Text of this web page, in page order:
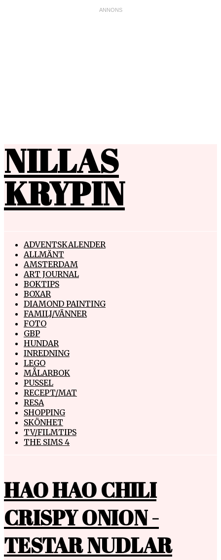
NILLAS
KRYPIN
ADVENTSKALENDER
ALLMÄNT
AMSTERDAM
ART JOURNAL
BOKTIPS
BOXAR
DIAMOND PAINTING
FAMILJ/VÄNNER
FOTO
GBP
HUNDAR
INREDNING
LEGO
MÅLARBOK
PUSSEL
RECEPT/MAT
RESA
SHOPPING
SKÖNHET
TV/FILMTIPS
THE SIMS 4
HAO HAO CHILI
CRISPY ONION -
TESTAR NUDLAR